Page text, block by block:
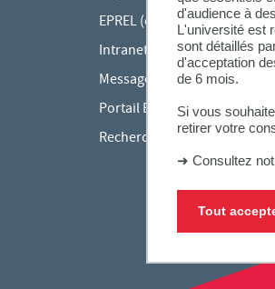
d'audience à
L'université est
sont détaillés
d'acceptation
de 6 mois.
Si vous
retirer votre
➜ Consultez
Tout
EPREL (cours en ligne)
Intranet des personnels
Messagerie étudiante
Portail Bu Athéna
Rechercher une formation